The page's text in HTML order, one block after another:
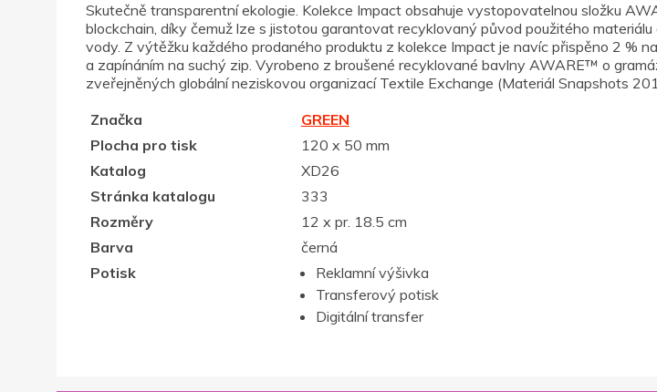
Skutečně transparentní ekologie. Kolekce Impact obsahuje vystopovatelnou složku
blockchain, díky čemuž lze s jistotou garantovat recyklovaný původ použitého
vody. Z výtěžku každého prodaného produktu z kolekce Impact je navíc přispěno 2 %
a zapínáním na suchý zip. Vyrobeno z broušené recyklované bavlny AWARE™ o
zveřejněných globální neziskovou organizací Textile Exchange (Materiál Snapshots
Značka
GREEN
Plocha pro tisk
120 x 50 mm
Katalog
XD26
Stránka katalogu
333
Rozměry
12 x pr. 18.5 cm
Barva
černá
Potisk
Reklamní výšivka
Transferový potisk
Digitální transfer